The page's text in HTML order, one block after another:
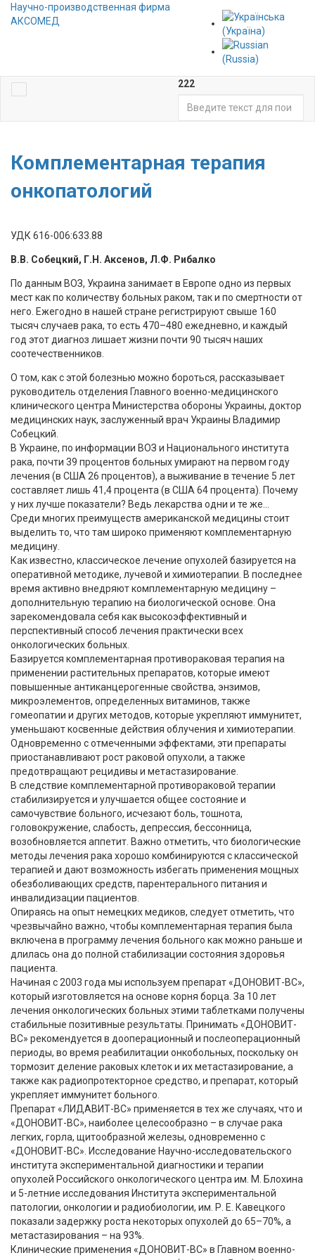
Научно-производственная фирма
АКСОМЕД
222
Комплементарная терапия
онкопатологий
УДК 616-006:633.88
В.В. Собецкий, Г.Н. Аксенов, Л.Ф. Рибалко
По данным ВОЗ, Украина занимает в Европе одно из первых
мест как по количеству больных раком, так и по смертности от
него. Ежегодно в нашей стране регистрируют свыше 160
тысяч случаев рака, то есть 470–480 ежедневно, и каждый
год этот диагноз лишает жизни почти 90 тысяч наших
соотечественников.
О том, как с этой болезнью можно бороться, рассказывает
руководитель отделения Главного военно-медицинского
клинического центра Министерства обороны Украины, доктор
медицинских наук, заслуженный врач Украины Владимир
Собецкий.
В Украине, по информации ВОЗ и Национального института
рака, почти 39 процентов больных умирают на первом году
лечения (в США 26 процентов), а выживание в течение 5 лет
составляет лишь 41,4 процента (в США 64 процента). Почему
у них лучше показатели? Ведь лекарства одни и те же…
Среди многих преимуществ американской медицины стоит
выделить то, что там широко применяют комплементарную
медицину.
Как известно, классическое лечение опухолей базируется на
оперативной методике, лучевой и химиотерапии. В последнее
время активно внедряют комплементарную медицину –
дополнительную терапию на биологической основе. Она
зарекомендовала себя как высокоэффективный и
перспективный способ лечения практически всех
онкологических больных.
Базируется комплементарная противораковая терапия на
применении растительных препаратов, которые имеют
повышенные антиканцерогенные свойства, энзимов,
микроэлементов, определенных витаминов, также
гомеопатии и других методов, которые укрепляют иммунитет,
уменьшают косвенные действия облучения и химиотерапии.
Одновременно с отмеченными эффектами, эти препараты
приостанавливают рост раковой опухоли, а также
предотвращают рецидивы и метастазирование.
В следствие комплементарной противораковой терапии
стабилизируется и улучшается общее состояние и
самочувствие больного, исчезают боль, тошнота,
головокружение, слабость, депрессия, бессонница,
возобновляется аппетит. Важно отметить, что биологические
методы лечения рака хорошо комбинируются с классической
терапией и дают возможность избегать применения мощных
обезболивающих средств, парентерального питания и
инвалидизации пациентов.
Опираясь на опыт немецких медиков, следует отметить, что
чрезвычайно важно, чтобы комплементарная терапия была
включена в программу лечения больного как можно раньше и
длилась она до полной стабилизации состояния здоровья
пациента.
Начиная с 2003 года мы используем препарат «ДОНОВИТ-ВС»,
который изготовляется на основе корня борца. За 10 лет
лечения онкологических больных этими таблетками получены
стабильные позитивные результаты. Принимать «ДОНОВИТ-
ВС» рекомендуется в дооперационный и послеоперационный
периоды, во время реабилитации онкобольных, поскольку он
тормозит деление раковых клеток и их метастазирование, а
также как радиопротекторное средство, и препарат, который
укрепляет иммунитет больного.
Препарат «ЛИДАВИТ-ВС» применяется в тех же случаях, что и
«ДОНОВИТ-ВС», наиболее целесообразно – в случае рака
легких, горла, щитообразной железы, одновременно с
«ДОНОВИТ-ВС». Исследование Научно-исследовательского
института экспериментальной диагностики и терапии
опухолей Российского онкологического центра им. М. Блохина
и 5-летние исследования Института экспериментальной
патологии, онкологии и радиобиологии, им. Р. Е. Кавецкого
показали задержку роста некоторых опухолей до 65–70%, а
метастазирования – на 93%.
Клинические применения «ДОНОВИТ-ВС» в Главном военно-